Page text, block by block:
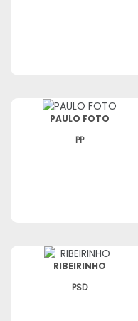
PAULO FOTO
PP
RIBEIRINHO
PSD